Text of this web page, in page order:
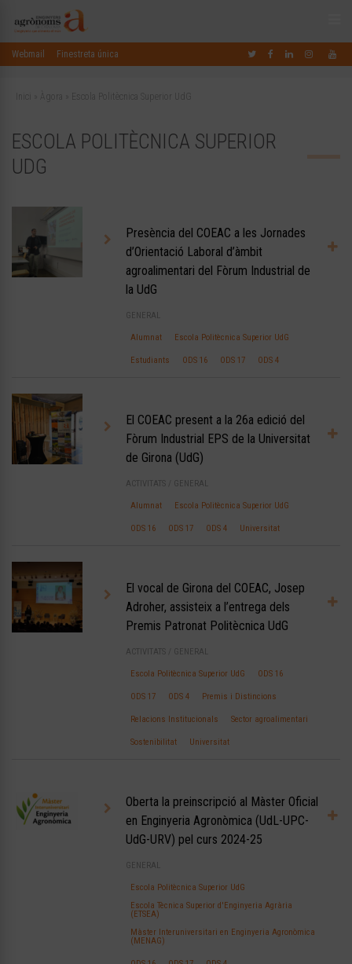
Webmail Finestreta única
Inici Àgora Escola Politècnica Superior UdG
ESCOLA POLITÈCNICA SUPERIOR
UDG
Presència del COEAC a les Jornades
d’Orientació Laboral d’àmbit
agroalimentari del Fòrum Industrial de
la UdG
GENERAL
Alumnat Escola Politècnica Superior UdG
Estudiants ODS 16 ODS 17 ODS 4
El COEAC present a la 26a edició del
Fòrum Industrial EPS de la Universitat
de Girona (UdG)
ACTIVITATS GENERAL
Alumnat Escola Politècnica Superior UdG
ODS 16 ODS 17 ODS 4 Universitat
El vocal de Girona del COEAC, Josep
Adroher, assisteix a l’entrega dels
Premis Patronat Politècnica UdG
ACTIVITATS GENERAL
Escola Politècnica Superior UdG ODS 16
ODS 17 ODS 4 Premis i Distincions
Relacions Institucionals Sector agroalimentari
Sostenibilitat Universitat
Oberta la preinscripció al Màster Oficial
en Enginyeria Agronòmica (UdL-UPC-
UdG-URV) pel curs 2024-25
GENERAL
Escola Politècnica Superior UdG
Escola Tècnica Superior d'Enginyeria Agrària
(ETSEA)
Màster Interuniversitari en Enginyeria Agronòmica
(MENAG)